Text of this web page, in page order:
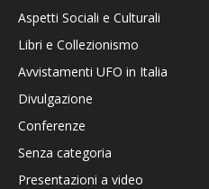
Aspetti Sociali e Culturali
Libri e Collezionismo
Avvistamenti UFO in Italia
Divulgazione
Conferenze
Senza categoria
Presentazioni a video